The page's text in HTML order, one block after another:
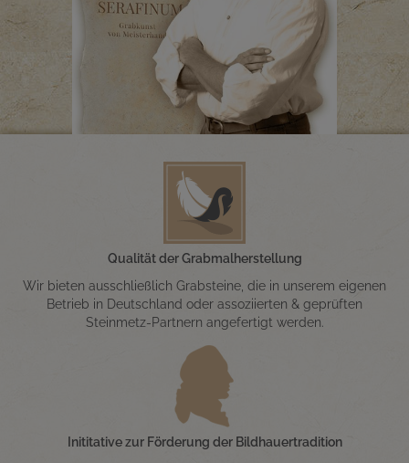
Qualität der Grabmalherstellung
Wir bieten ausschließlich Grabsteine, die in unserem eigenen
Betrieb in Deutschland oder assoziierten & geprüften
Steinmetz-Partnern angefertigt werden.
Inititative zur Förderung der Bildhauertradition